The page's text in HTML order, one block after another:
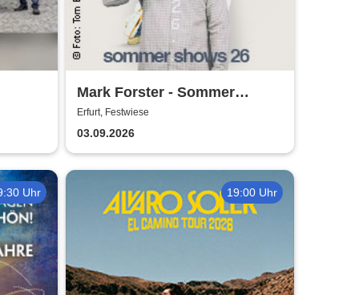
Mark Forster - Sommer
Shows 2026
Erfurt, Festwiese
03.09.2026
Uhr 19:00 Uhr